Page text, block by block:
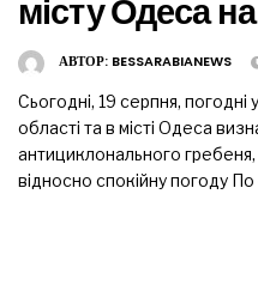
місту Одеса
АВТОР: BESSARABIANEWS
Сьогодні, 19 серпня, погодні
області та в місті Одеса
антициклонального
відносно спокійну погоду По